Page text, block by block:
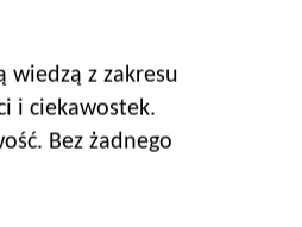
wiedzą z zakresu
i ciekawostek.
Bez żadnego